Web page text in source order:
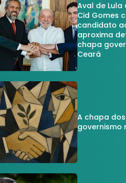
Aval de Lula
Cid Gomes
candidato
aproxima
chapa
Ceará
A chapa
governismo